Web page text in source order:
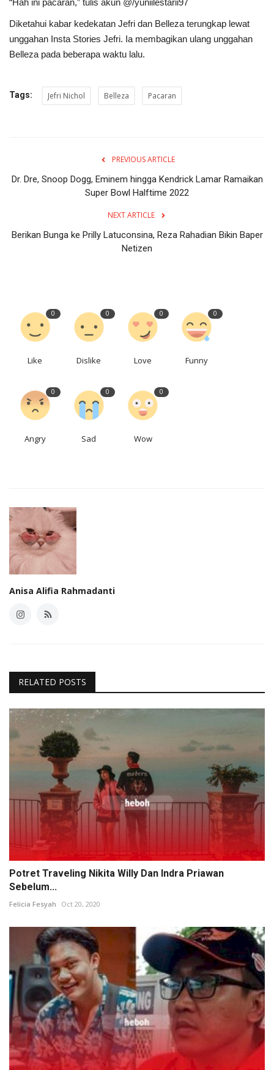
“Hah ini pacaran,” tulis akun @/yuniilestarii97
Diketahui kabar kedekatan Jefri dan Belleza terungkap lewat
unggahan Insta Stories Jefri. Ia membagikan ulang unggahan
Belleza pada beberapa waktu lalu.
Tags: Jefri Nichol Belleza Pacaran
PREVIOUS ARTICLE
Dr. Dre, Snoop Dogg, Eminem hingga Kendrick Lamar Ramaikan
Super Bowl Halftime 2022
NEXT ARTICLE
Berikan Bunga ke Prilly Latuconsina, Reza Rahadian Bikin Baper
Netizen
0
Like
0
Dislike
0
Love
0
Funny
0
Angry
0
Sad
0
Wow
Anisa Alifia Rahmadanti
RELATED POSTS
Potret Traveling Nikita Willy Dan Indra Priawan
Sebelum...
Felicia Fesyah Oct 20, 2020